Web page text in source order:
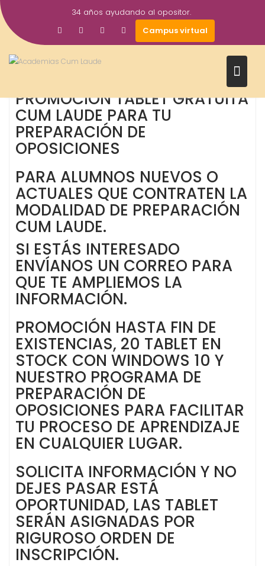
Saltar
al
contenido
34 años ayudando al opositor.
Campus virtual
Mar
2017
academiacumlaudeoposiciones
Prensa
Oposiciones
PROMOCIÓN TABLET GRATUITA
CUM LAUDE PARA TU
PREPARACIÓN DE
OPOSICIONES
PARA ALUMNOS NUEVOS O
ACTUALES QUE CONTRATEN LA
MODALIDAD DE PREPARACIÓN
CUM LAUDE.
SI ESTÁS INTERESADO
ENVÍANOS UN CORREO PARA
QUE TE AMPLIEMOS LA
INFORMACIÓN.
PROMOCIÓN HASTA FIN DE
EXISTENCIAS, 20 TABLET EN
STOCK CON WINDOWS 10 Y
NUESTRO PROGRAMA DE
PREPARACIÓN DE
OPOSICIONES PARA FACILITAR
TU PROCESO DE APRENDIZAJE
EN CUALQUIER LUGAR.
SOLICITA INFORMACIÓN Y NO
DEJES PASAR ESTÁ
OPORTUNIDAD, LAS TABLET
SERÁN ASIGNADAS POR
RIGUROSO ORDEN DE
INSCRIPCIÓN.